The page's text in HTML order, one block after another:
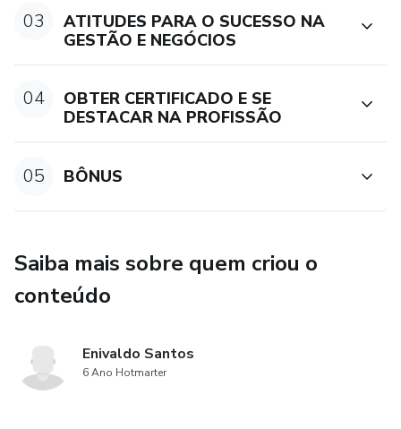
ESP CAPACITAÇÃO
03
ATITUDES PARA O SUCESSO NA
GESTÃO E NEGÓCIOS
04
OBTER CERTIFICADO E SE
DESTACAR NA PROFISSÃO
05 BÔNUS
Saiba mais sobre quem criou o
conteúdo
Enivaldo Santos
6 Ano Hotmarter